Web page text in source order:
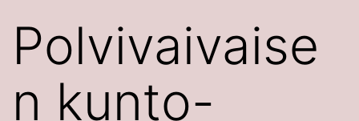
Polvivaivaise
n kunto-